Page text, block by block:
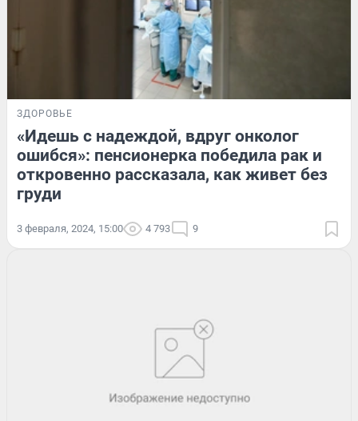
ЗДОРОВЬЕ
«Идешь с надеждой, вдруг онколог
ошибся»: пенсионерка победила рак и
откровенно рассказала, как живет без
груди
3 февраля, 2024, 15:00 4 793 9